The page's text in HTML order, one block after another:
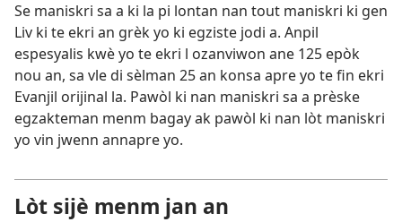
Se maniskri sa a ki la pi lontan nan tout maniskri ki gen
Liv ki te ekri an grèk yo ki egziste jodi a. Anpil
espesyalis kwè yo te ekri l ozanviwon ane 125 epòk
nou an, sa vle di sèlman 25 an konsa apre yo te fin ekri
Evanjil orijinal la. Pawòl ki nan maniskri sa a prèske
egzakteman menm bagay ak pawòl ki nan lòt maniskri
yo vin jwenn annapre yo.
Lòt sijè menm jan an